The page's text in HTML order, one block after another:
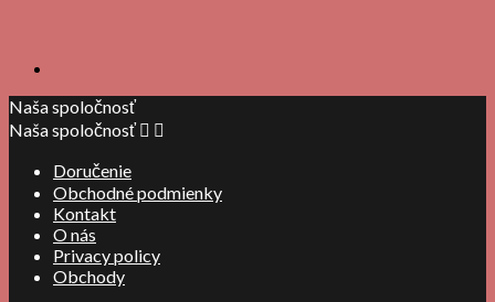
Naša spoločnosť
Naša spoločnosť  
Doručenie
Obchodné podmienky
Kontakt
O nás
Privacy policy
Obchody